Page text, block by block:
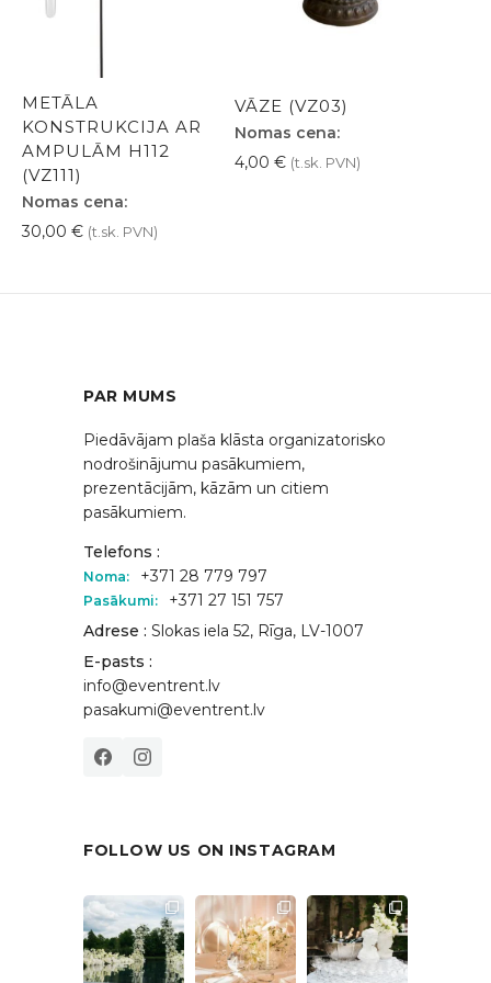
METĀLA
KONSTRUKCIJA AR
AMPULĀM H112
(VZ111)
Nomas cena:
30,00 € (t.sk. PVN)
VĀZE (VZ03)
Nomas cena:
4,00 € (t.sk. PVN)
PAR MUMS
Piedāvājam plaša klāsta organizatorisko
nodrošinājumu pasākumiem,
prezentācijām, kāzām un citiem
pasākumiem.
Telefons :
Noma: +371 28 779 797
Pasākumi:
+371 27 151 757
Adrese : Slokas iela 52, Rīga, LV-1007
E-pasts :
info@eventrent.lv
pasakumi@eventrent.lv
FOLLOW US ON INSTAGRAM